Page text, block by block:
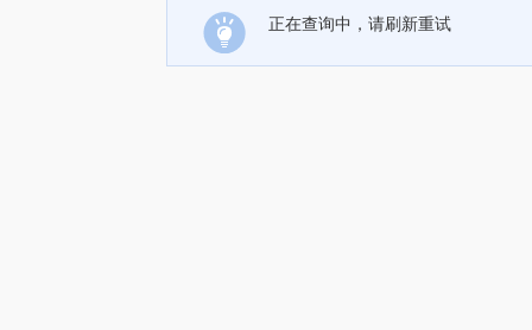
正在查询中，请刷新重试